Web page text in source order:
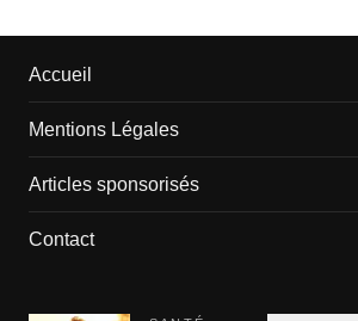
Accueil
Mentions Légales
Articles sponsorisés
Contact